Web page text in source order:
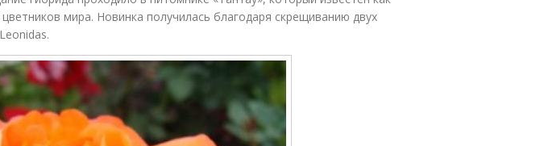
мира. Новинка получилась благодаря скрещиванию двух